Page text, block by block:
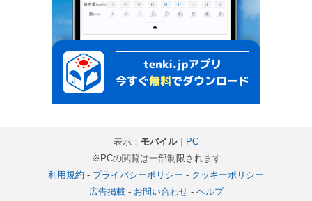
表示： モバイル｜ PC
※PCの閲覧は一部制限されます
利用規約 - プライバシーポリシー - クッキーポリシー
広告掲載- お問い合わせ- ヘルプ